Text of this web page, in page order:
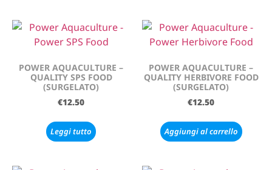
POWER AQUACULTURE –
QUALITY SPS FOOD
(SURGELATO)
€12.50
Leggi tutto
POWER AQUACULTURE –
QUALITY HERBIVORE FOOD
(SURGELATO)
€12.50
Aggiungi al carrello